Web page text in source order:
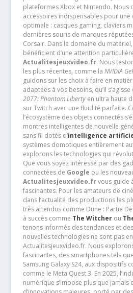
plateformes Xbox et Nintendo. Nous
accessoires indispensables pour une
optimale : casques gaming, claviers
dernières souris de marques
Corsair. Dans le domaine du
bénéficient d’une attention
Actualitesjeuxvideo.fr. Nous
les plus récentes, comme la NVIDIA
guidons sur les choix à faire en
adaptées à vos besoins, qu’il
2077: Phantom Libertyen ultra haute
sur Twitch avec une fluidité parfaite.
l’écosystème des objets connectés
montres intelligentes de nouvelle
sans fil dotés d’intelligence
systèmes domotiques entièrement
explorons les technologies qui
Que vous soyez intéressé par des
connectées de Google ou les
Actualitesjeuxvideo.frvous guide
fascinantes. Pour les amateurs de
dans l’actualité des productions les
très attendus comme Dune : Partie
à succès comme The Witcherou
tenons informés des tendances et
nouvelles technologies ne sont pas
Actualitesjeuxvideo.fr. Nous
fascinantes, des smartphones tels
Samsung Galaxy S24, aux dispositifs
comme le Meta Quest 3. En 2025,
numérique s’impose plus que jamais